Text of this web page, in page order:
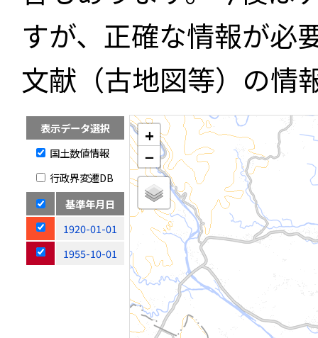
すが、正確な情報が必
文献（古地図等）の情
表示データ選択
国土数値情報
行政界変遷DB
基準年月日
1920-01-01
1955-10-01
+
−